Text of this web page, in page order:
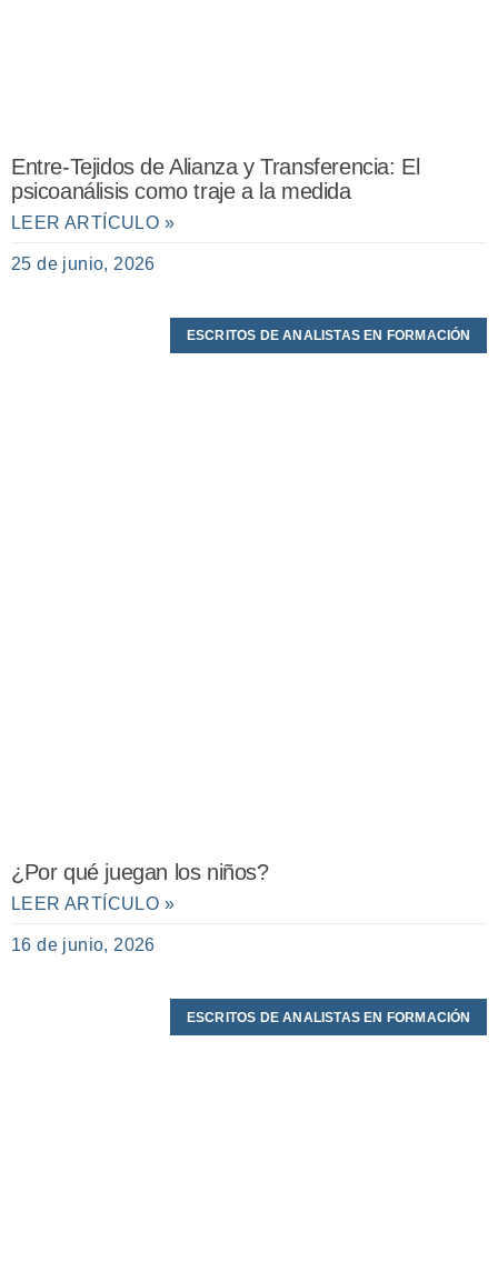
Entre-Tejidos de Alianza y Transferencia: El
psicoanálisis como traje a la medida
LEER ARTÍCULO »
25 de junio, 2026
ESCRITOS DE ANALISTAS EN FORMACIÓN
¿Por qué juegan los niños?
LEER ARTÍCULO »
16 de junio, 2026
ESCRITOS DE ANALISTAS EN FORMACIÓN